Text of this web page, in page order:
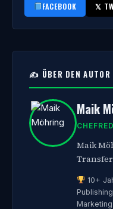
FACEBOOK 𝕏
✍️ ÜBER DEN AUTOR
Maik
Maik
10+
Marketing